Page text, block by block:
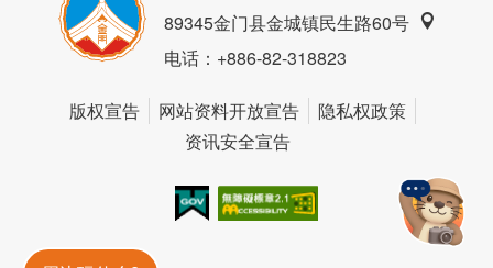
89345金门县金城镇民生路60号
电话：+886-82-318823
版权宣告 网站资料开放宣告
隐私权政策
资讯安全宣告